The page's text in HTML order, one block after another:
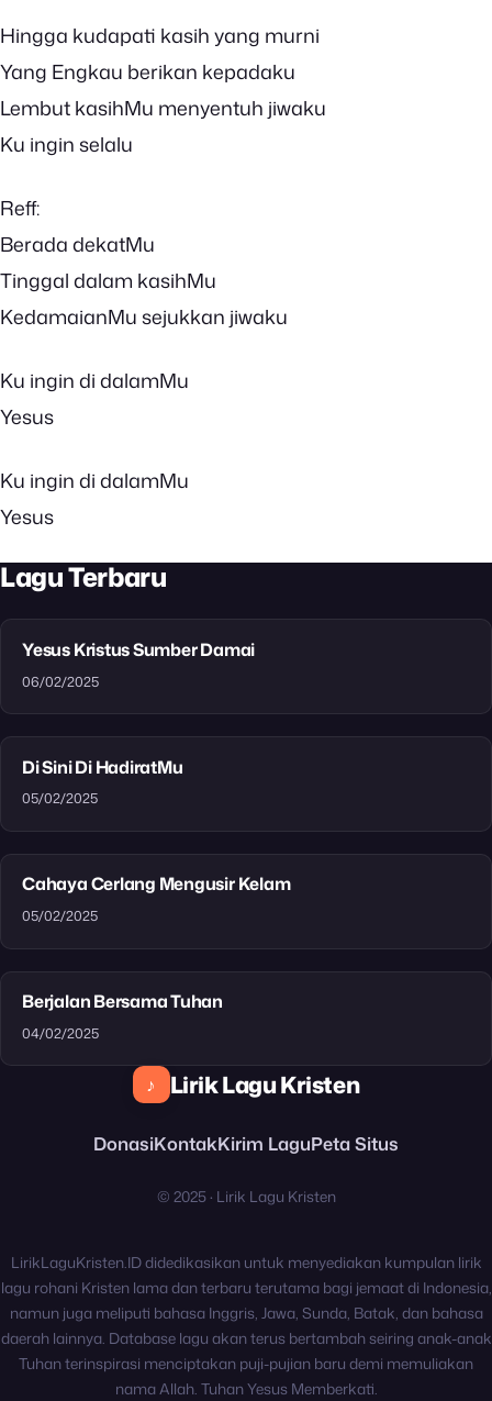
Hingga kudapati kasih yang murni
Yang Engkau berikan kepadaku
Lembut kasihMu menyentuh jiwaku
Ku ingin selalu
Reff:
Berada dekatMu
Tinggal dalam kasihMu
KedamaianMu sejukkan jiwaku
Ku ingin di dalamMu
Yesus
Ku ingin di dalamMu
Yesus
Lagu Terbaru
Yesus Kristus Sumber Damai
06/02/2025
Di Sini Di HadiratMu
05/02/2025
Cahaya Cerlang Mengusir Kelam
05/02/2025
Berjalan Bersama Tuhan
04/02/2025
♪ Lirik Lagu Kristen
DonasiKontakKirim LaguPeta Situs
© 2025 · Lirik Lagu Kristen
LirikLaguKristen.ID didedikasikan untuk menyediakan kumpulan lirik
lagu rohani Kristen lama dan terbaru terutama bagi jemaat di Indonesia,
namun juga meliputi bahasa Inggris, Jawa, Sunda, Batak, dan bahasa
daerah lainnya. Database lagu akan terus bertambah seiring anak-anak
Tuhan terinspirasi menciptakan puji-pujian baru demi memuliakan
nama Allah. Tuhan Yesus Memberkati.